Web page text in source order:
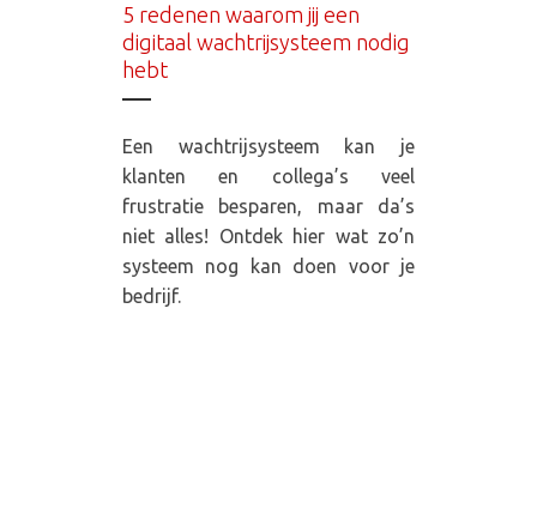
5 redenen waarom jij een
digitaal wachtrijsysteem nodig
hebt
Een wachtrijsysteem kan je
klanten en collega’s veel
frustratie besparen, maar da’s
niet alles! Ontdek hier wat zo’n
systeem nog kan doen voor je
bedrijf.